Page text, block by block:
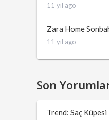
11 yıl ago
Zara Home
11 yıl ago
Son
Trend: Saç